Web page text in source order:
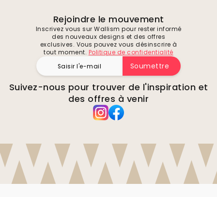
Rejoindre le mouvement
Inscrivez vous sur Wallism pour rester informé
des nouveaux designs et des offres
exclusives. Vous pouvez vous désinscrire à
tout moment. Politique de confidentialité
Soumettre
Suivez-nous pour trouver de l'inspiration et
des offres à venir